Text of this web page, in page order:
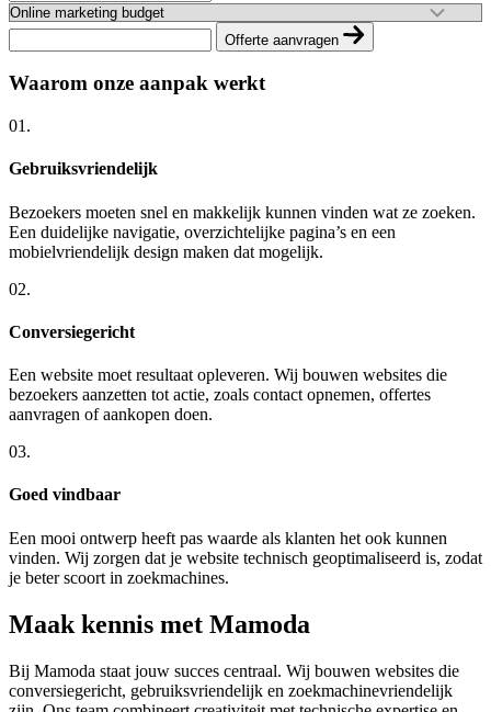
Offerte aanvragen
Waarom onze aanpak werkt
01.
Gebruiksvriendelijk
Bezoekers moeten snel en makkelijk kunnen vinden wat ze zoeken.
Een duidelijke navigatie, overzichtelijke pagina’s en een
mobielvriendelijk design maken dat mogelijk.
02.
Conversiegericht
Een website moet resultaat opleveren. Wij bouwen websites die
bezoekers aanzetten tot actie, zoals contact opnemen, offertes
aanvragen of aankopen doen.
03.
Goed vindbaar
Een mooi ontwerp heeft pas waarde als klanten het ook kunnen
vinden. Wij zorgen dat je website technisch geoptimaliseerd is, zodat
je beter scoort in zoekmachines.
Maak kennis met Mamoda
Bij Mamoda staat jouw succes centraal. Wij bouwen websites die
conversiegericht, gebruiksvriendelijk en zoekmachinevriendelijk